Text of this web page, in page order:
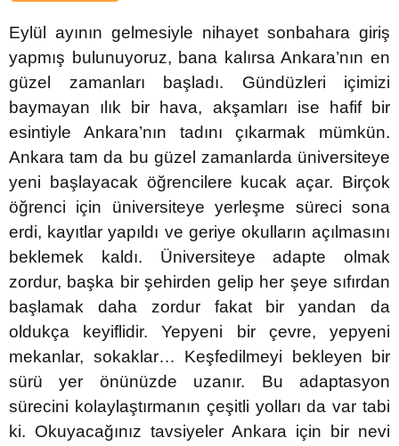
Eylül ayının gelmesiyle nihayet sonbahara giriş
yapmış bulunuyoruz, bana kalırsa Ankara’nın en
güzel zamanları başladı. Gündüzleri içimizi
baymayan ılık bir hava, akşamları ise hafif bir
esintiyle Ankara’nın tadını çıkarmak mümkün.
Ankara tam da bu güzel zamanlarda üniversiteye
yeni başlayacak öğrencilere kucak açar. Birçok
öğrenci için üniversiteye yerleşme süreci sona
erdi, kayıtlar yapıldı ve geriye okulların açılmasını
beklemek kaldı. Üniversiteye adapte olmak
zordur, başka bir şehirden gelip her şeye sıfırdan
başlamak daha zordur fakat bir yandan da
oldukça keyiflidir. Yepyeni bir çevre, yepyeni
mekanlar, sokaklar… Keşfedilmeyi bekleyen bir
sürü yer önünüzde uzanır. Bu adaptasyon
sürecini kolaylaştırmanın çeşitli yolları da var tabi
ki. Okuyacağınız tavsiyeler Ankara için bir nevi